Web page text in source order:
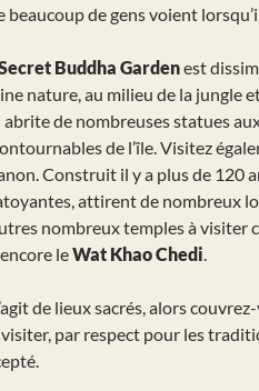
beaucoup de gens voient
Buddha Gardenest
nature, au milieu de la jungle
abrite de nombreuses statues
de l’île. Visitez
Construit il y a plus de 120
attirent de nombreux
nombreux temples à visiter
leWat Khao Chedi
de lieux sacrés, alors
visiter, par respect pour les